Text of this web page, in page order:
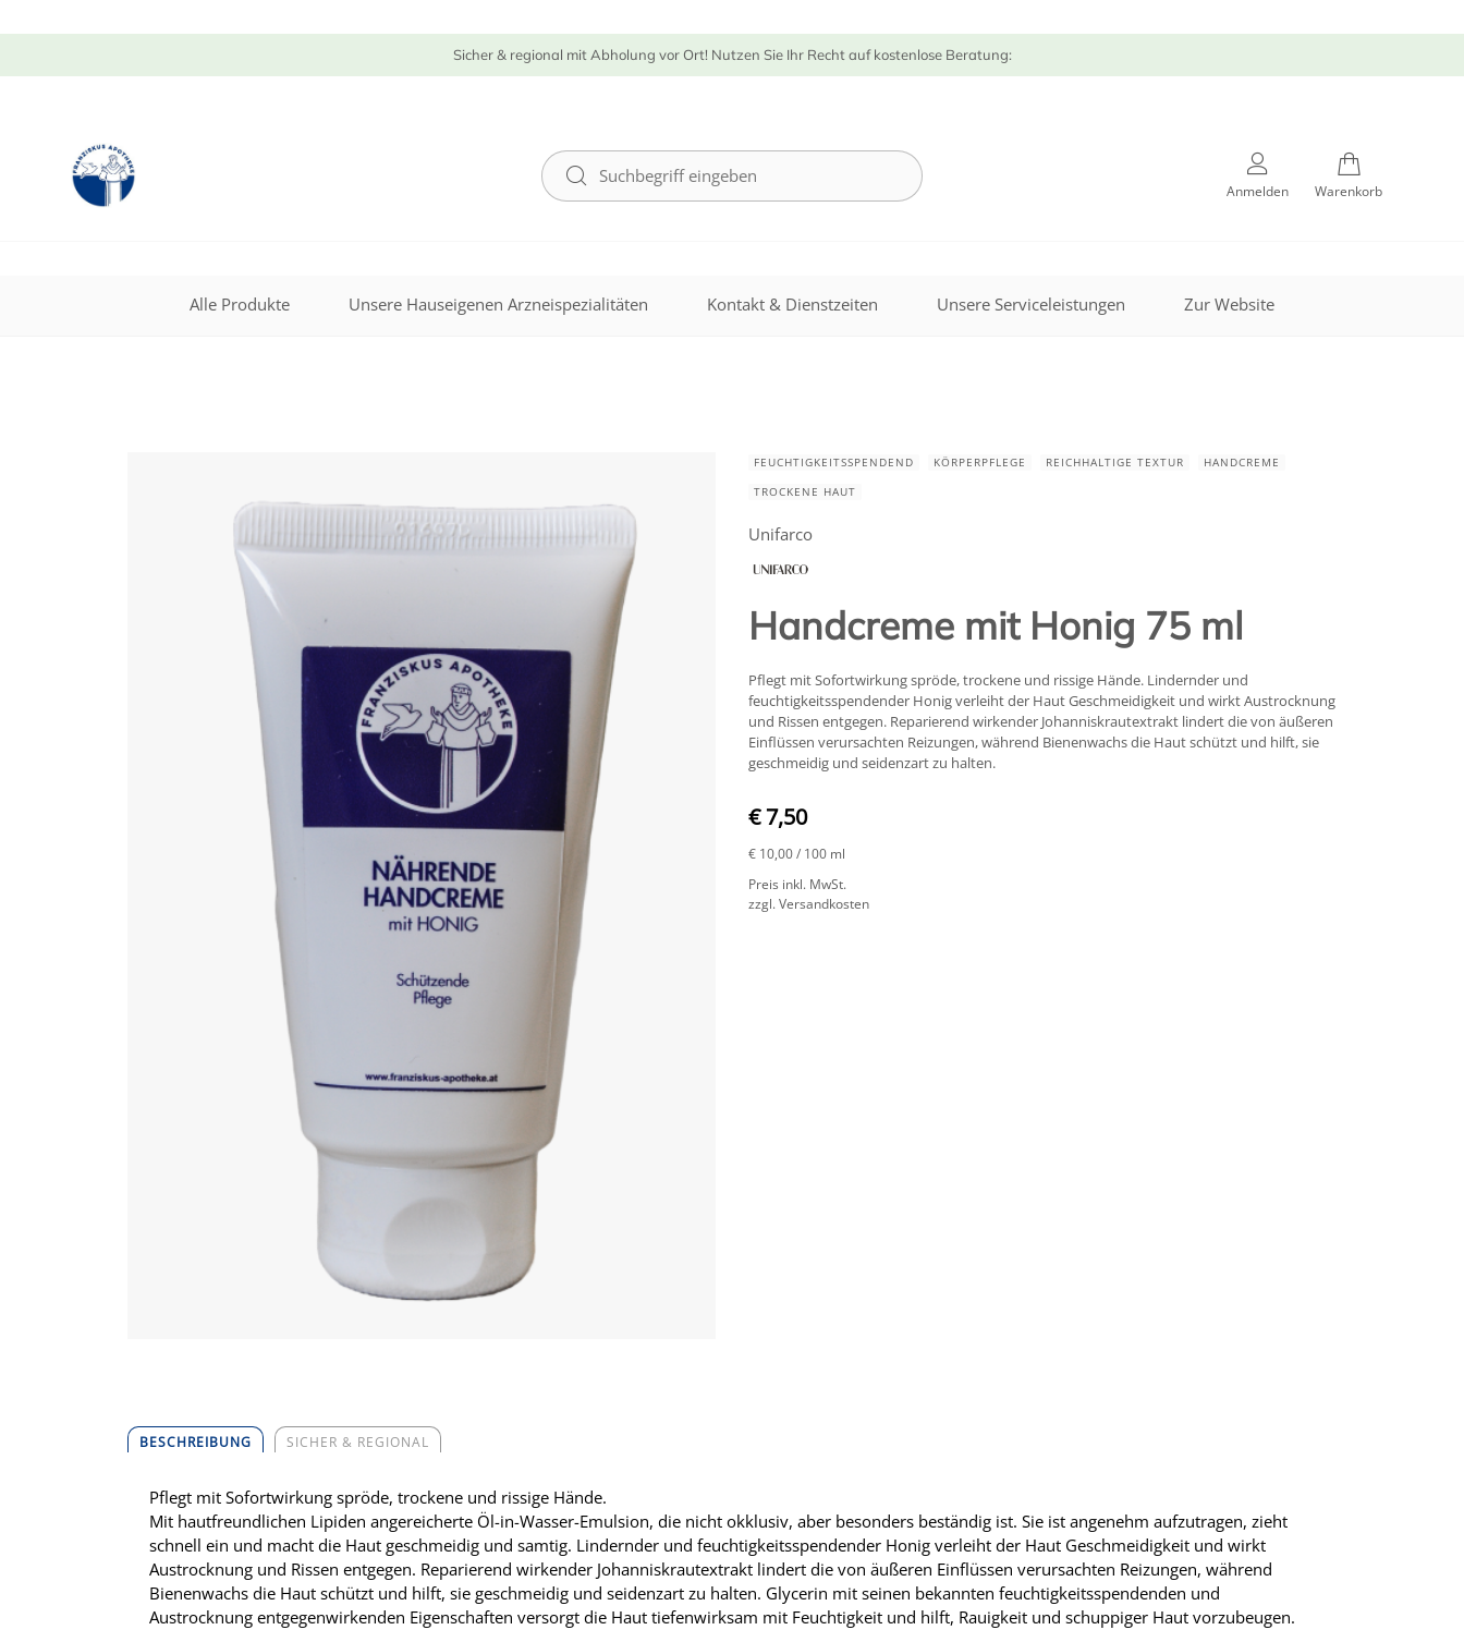
Sicher & regional mit Abholung vor Ort! Nutzen Sie Ihr Recht auf kostenlose Beratung:
Anmelden Warenkorb
Alle Produkte Unsere Hauseigenen Arzneispezialitäten Kontakt & Dienstzeiten Unsere Serviceleistungen Zur Website
FEUCHTIGKEITSSPENDEND KÖRPERPFLEGE REICHHALTIGE TEXTUR
HANDCREME
TROCKENE HAUT
Unifarco
Handcreme mit Honig 75 ml
Pflegt mit Sofortwirkung spröde, trockene und rissige Hände. Lindernder und
feuchtigkeitsspendender Honig verleiht der Haut Geschmeidigkeit und wirkt Austrocknung
und Rissen entgegen. Reparierend wirkender Johanniskrautextrakt lindert die von äußeren
Einflüssen verursachten Reizungen, während Bienenwachs die Haut schützt und hilft, sie
geschmeidig und seidenzart zu halten.
€ 7,50
€ 10,00/ 100 ml
Preis inkl. MwSt.
zzgl. Versandkosten
BESCHREIBUNG SICHER & REGIONAL
Pflegt mit Sofortwirkung spröde, trockene und rissige Hände.
Mit hautfreundlichen Lipiden angereicherte Öl-in-Wasser-Emulsion, die nicht okklusiv, aber besonders beständig ist. Sie ist angenehm aufzutragen, zieht
schnell ein und macht die Haut geschmeidig und samtig. Lindernder und feuchtigkeitsspendender Honig verleiht der Haut Geschmeidigkeit und wirkt
Austrocknung und Rissen entgegen. Reparierend wirkender Johanniskrautextrakt lindert die von äußeren Einflüssen verursachten Reizungen, während
Bienenwachs die Haut schützt und hilft, sie geschmeidig und seidenzart zu halten. Glycerin mit seinen bekannten feuchtigkeitsspendenden und
Austrocknung entgegenwirkenden Eigenschaften versorgt die Haut tiefenwirksam mit Feuchtigkeit und hilft, Rauigkeit und schuppiger Haut vorzubeugen.